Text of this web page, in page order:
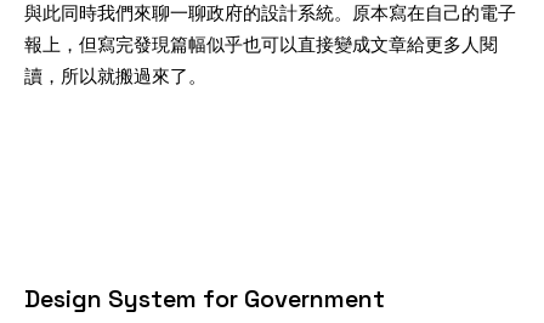
與此同時我們來聊一聊政府的設計系統。原本寫在自己的電子
報上，但寫完發現篇幅似乎也可以直接變成文章給更多人閱
讀，所以就搬過來了。
Design System for Government